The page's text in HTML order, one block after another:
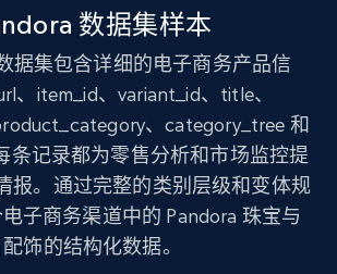
254+ 立即购买
search
数据集样本
据集包含详细的电子商务产品信
、item_id、variant_id、title、
、category_tree 和
条记录都为零售分析和市场监控提
报。通过完整的类别层级和变体规
子商务渠道中的 Pandora 珠宝与
配饰的结构化数据。